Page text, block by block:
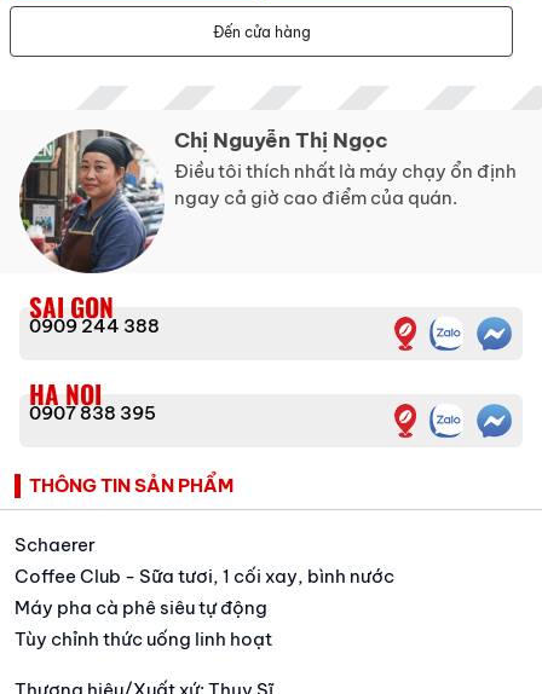
Đến cửa hàng
Chị Nguyễn Thị Ngọc
Điều tôi thích nhất là máy chạy ổn định
ngay cả giờ cao điểm của quán.
SAI GON
0909 244 388
HA NOI
0907 838 395
THÔNG TIN SẢN PHẨM
Schaerer
Coffee Club - Sữa tươi, 1 cối xay, bình nước
Máy pha cà phê siêu tự động
Tùy chỉnh thức uống linh hoạt